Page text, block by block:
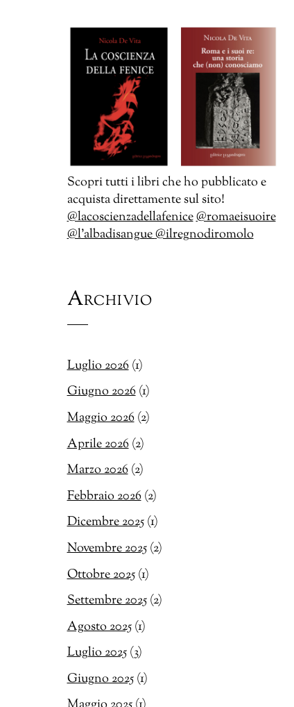
Scopri tutti i libri che ho pubblicato e
acquista direttamente sul sito!
@lacoscienzadellafenice@romaeisuoire
@l’albadisangue@ilregnodiromolo
Archivio
Luglio 2026(1)
Giugno 2026(1)
Maggio 2026(2)
Aprile 2026(2)
Marzo 2026(2)
Febbraio 2026(2)
Dicembre 2025(1)
Novembre 2025(2)
Ottobre 2025(1)
Settembre 2025(2)
Agosto 2025(1)
Luglio 2025(3)
Giugno 2025(1)